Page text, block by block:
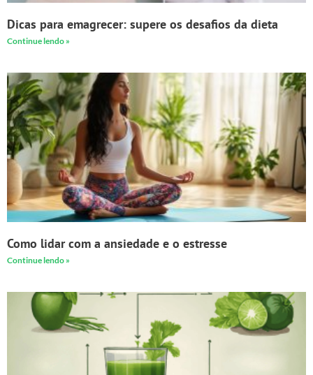
Dicas para emagrecer: supere os desafios da dieta
Continue lendo »
Como lidar com a ansiedade e o estresse
Continue lendo »